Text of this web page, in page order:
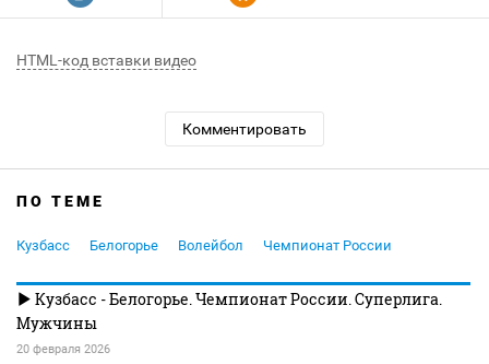
HTML-код вставки видео
Комментировать
ПО ТЕМЕ
Кузбасс Белогорье Волейбол Чемпионат России
Кузбасс - Белогорье. Чемпионат России. Суперлига.
Мужчины
20 февраля 2026